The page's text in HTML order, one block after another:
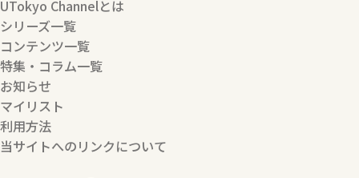
UTokyo Channelとは
シリーズ一覧
コンテンツ一覧
特集・コラム一覧
お知らせ
マイリスト
利用方法
当サイトへのリンクについて